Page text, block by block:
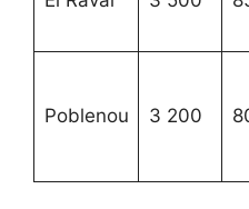
Poblenou 3 200